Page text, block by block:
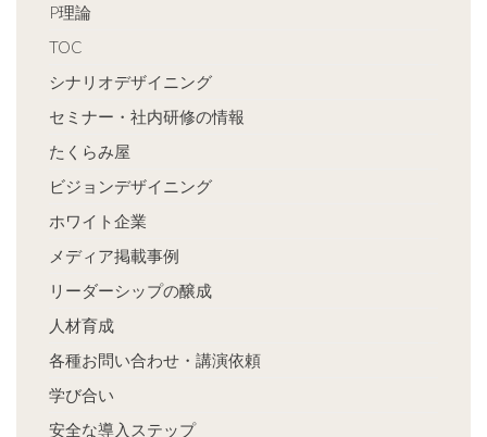
P理論
TOC
シナリオデザイニング
セミナー・社内研修の情報
たくらみ屋
ビジョンデザイニング
ホワイト企業
メディア掲載事例
リーダーシップの醸成
人材育成
各種お問い合わせ・講演依頼
学び合い
安全な導入ステップ